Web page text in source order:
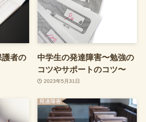
護者の
中学生の発達障害〜勉強の
コツやサポートのコツ〜
2023年5月31日